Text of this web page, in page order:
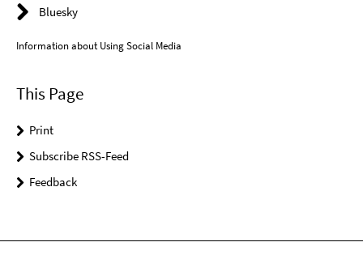
Bluesky
Information about Using Social Media
This Page
Print
Subscribe RSS-Feed
Feedback